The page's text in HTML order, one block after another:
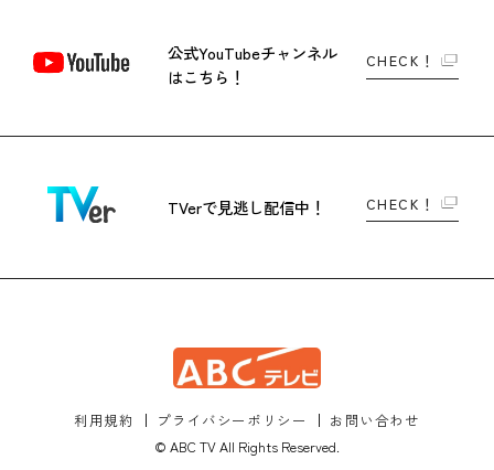
公式YouTubeチャンネル
はこちら！
CHECK！
TVerで見逃し配信中！ CHECK！
利用規約 プライバシーポリシー
お問い合わせ
© ABC TV All Rights Reserved.